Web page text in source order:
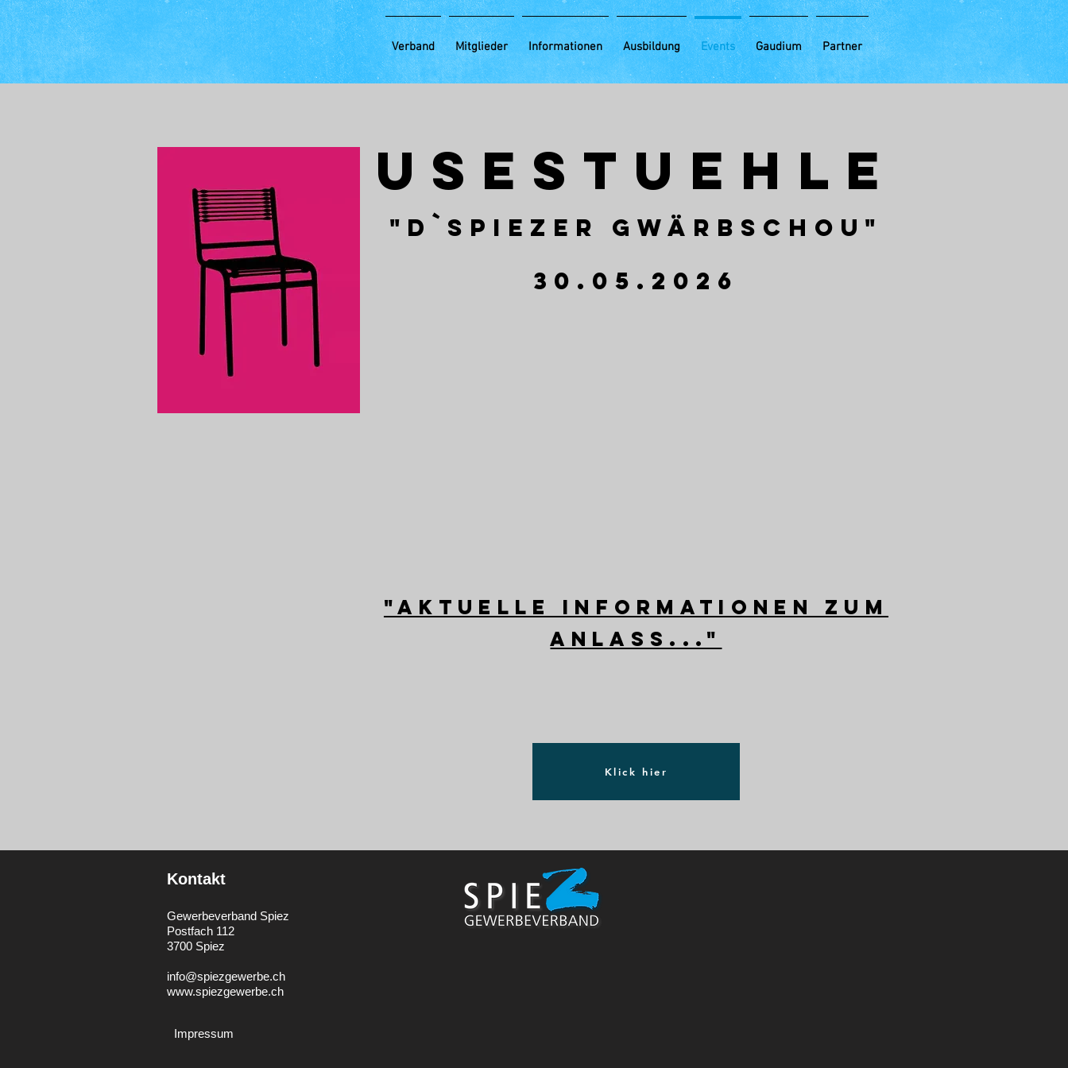
Verband Mitglieder Informationen Ausbildung Events Gaudium Partner
USESTUEHLE
"D`Spiezer Gwärbschou"
30.05.2026
"Aktuelle Informationen zum
Anlass..."
Klick hier
Kontakt
Gewerbeverband Spiez
Postfach 112
3700 Spiez
info@spiezgewerbe.ch
www.spiezgewerbe.ch
Impressum